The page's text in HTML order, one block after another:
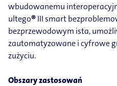
wbudowanemu
ultego®III smart
bezprzewodowym ista,
zautomatyzowane i cyfrowe
zużyciu.
Obszary zastosowań